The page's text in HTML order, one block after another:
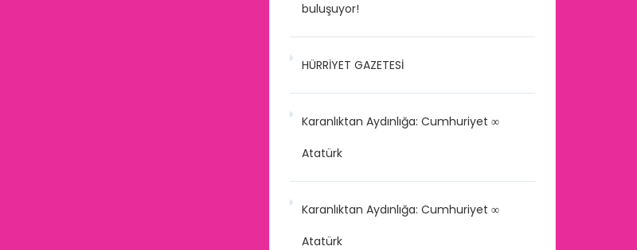
buluşuyor!
HÜRRİYET GAZETESİ
Karanlıktan Aydınlığa: Cumhuriyet ∞
Atatürk
Karanlıktan Aydınlığa: Cumhuriyet ∞
Atatürk